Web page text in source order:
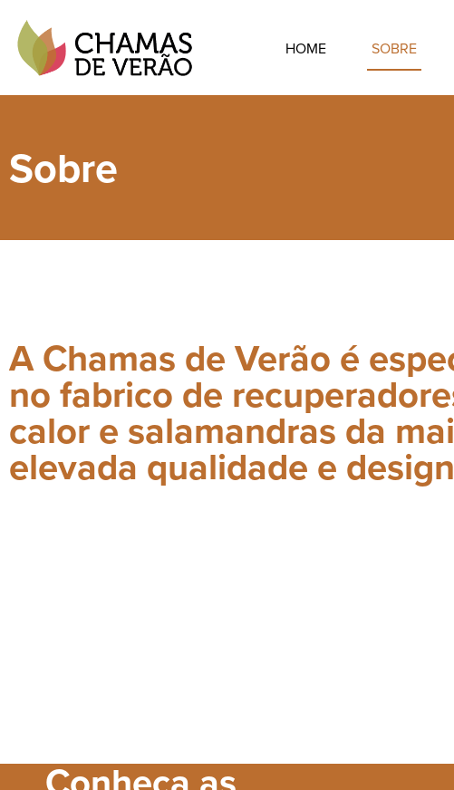
HOME SOBRE
Sobre
A Chamas de Verão é
no fabrico de
calor e salamandras da
elevada qualidade e